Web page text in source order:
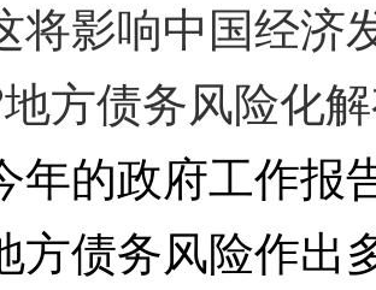
将影响中国经济
方债务风险化
的政府工作报
方债务风险作出